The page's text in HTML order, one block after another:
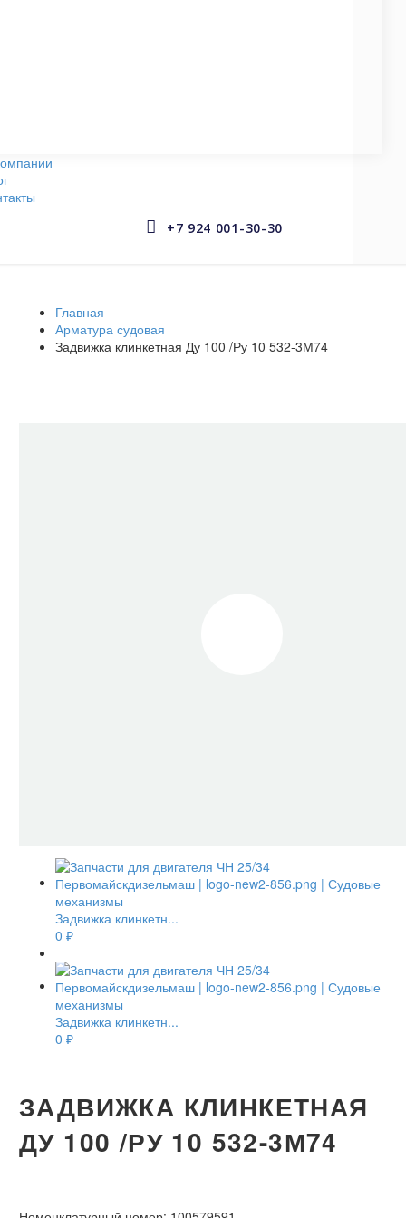

 +7 924 001-30-30
Главная
Арматура судовая
Задвижка клинкетная Ду 100 /Ру 10 532-3М74
Задвижка клинкетн...
0 ₽
Задвижка клинкетн...
0 ₽
ЗАДВИЖКА КЛИНКЕТНАЯ
ДУ 100 /РУ 10 532-3М74